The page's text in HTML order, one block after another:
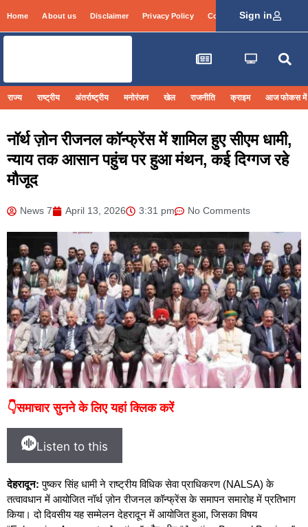
Home About us Disclaimer Privacy Policy Contact Info Login
Sign in
राज्य राष्ट्रीय अंतर्राष्ट्रीय मनोरंजन खेल राजनीति क्राइम आज फोकस में
नॉर्थ ज़ोन रीजनल कॉन्फ्रेंस में शामिल हुए सीएम धामी,
न्याय तक आसान पहुंच पर हुआ मंथन, कई दिग्गज रहे
मौजूद
News 7 April 13, 2026 3:31 pm No Comments
👇समाचार सुनने के लिए यहां क्लिक करें
Listen to this
देहरादून: पुष्कर सिंह धामी ने राष्ट्रीय विधिक सेवा प्राधिकरण (NALSA) के
तत्वावधान में आयोजित नॉर्थ ज़ोन रीजनल कॉन्फ्रेंस के समापन समारोह में प्रतिभाग
किया। दो दिवसीय यह सम्मेलन देहरादून में आयोजित हुआ, जिसका विषय